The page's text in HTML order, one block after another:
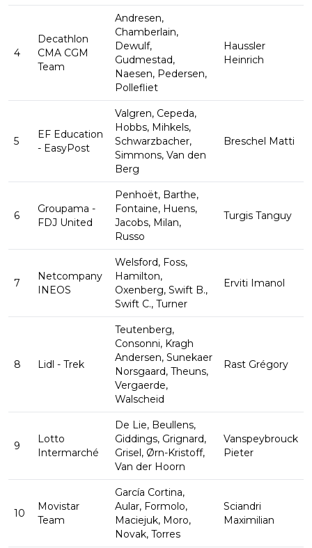
4
Decathlon
CMA CGM
Team
Andresen,
Chamberlain,
Dewulf,
Gudmestad,
Naesen, Pedersen,
Pollefliet
Haussler
Heinrich
5
EF Education
- EasyPost
Valgren, Cepeda,
Hobbs, Mihkels,
Schwarzbacher,
Simmons, Van den
Berg
Breschel Matti
6
Groupama -
FDJ United
Penhoët, Barthe,
Fontaine, Huens,
Jacobs, Milan,
Russo
Turgis Tanguy
7
Netcompany
INEOS
Welsford, Foss,
Hamilton,
Oxenberg, Swift B.,
Swift C., Turner
Erviti Imanol
8 Lidl - Trek
Teutenberg,
Consonni, Kragh
Andersen, Sunekaer
Norsgaard, Theuns,
Vergaerde,
Walscheid
Rast Grégory
9
Lotto
Intermarché
De Lie, Beullens,
Giddings, Grignard,
Grisel, Ørn-Kristoff,
Van der Hoorn
Vanspeybrouck
Pieter
10
Movistar
Team
García Cortina,
Aular, Formolo,
Maciejuk, Moro,
Novak, Torres
Sciandri
Maximilian